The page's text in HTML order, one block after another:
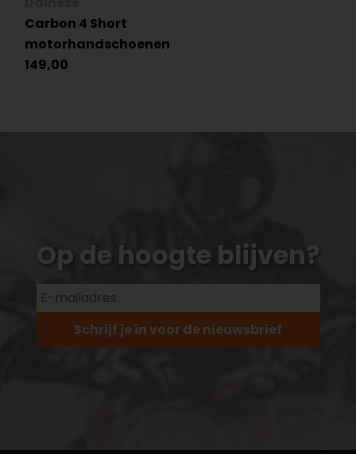
Carbon 4 Short
motorhandschoenen
149,00
Op de hoogte blijven?
Schrijf je in voor de nieuwsbrief